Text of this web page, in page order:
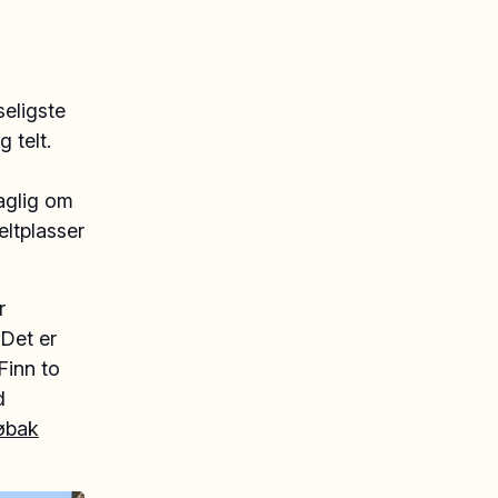
telt.
om
er
to